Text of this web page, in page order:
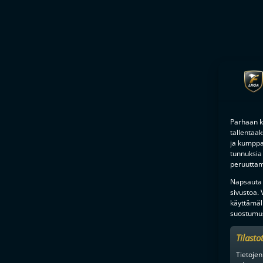
Parhaan
ja
sivustoa.
Tilastot